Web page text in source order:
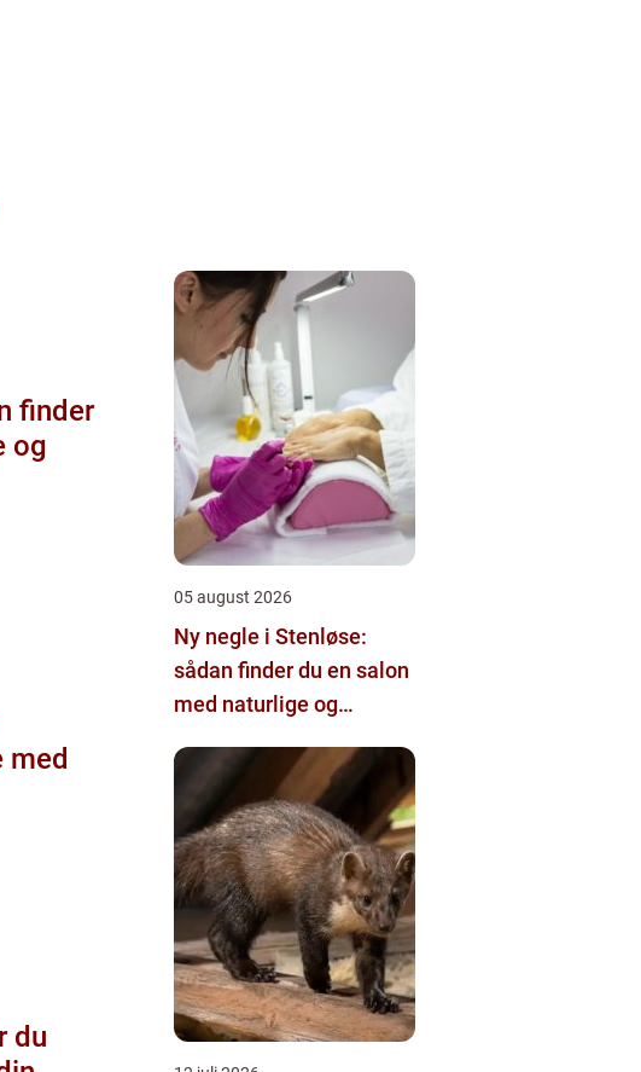
finder
og
du
05 august 2026
Ny negle i Stenløse:
sådan finder du en salon
med naturlige og